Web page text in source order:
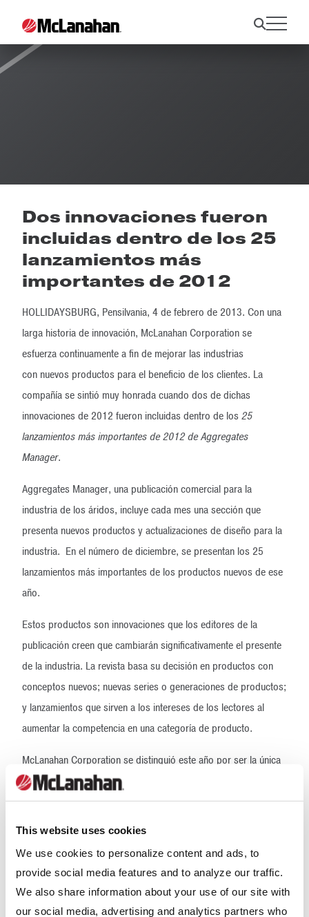
This website uses cookies
We use cookies to personalize content and ads, to
provide social media features and to analyze our traffic.
We also share information about your use of our site with
our social media, advertising and analytics partners who
Noticias
Dos innovaciones fueron
incluidas dentro de los 25
lanzamientos más
importantes de 2012
HOLLIDAYSBURG, Pensilvania, 4 de febrero de 2013. Con una
larga historia de innovación, McLanahan Corporation se
esfuerza continuamente a fin de mejorar las industrias
con nuevos productos para el beneficio de los clientes. La
compañía se sintió muy honrada cuando dos de dichas
innovaciones de 2012 fueron incluidas dentro de los25
lanzamientos más importantes de 2012 de Aggregates
Manager.
Aggregates Manager, una publicación comercial para la
industria de los áridos, incluye cada mes una sección que
presenta nuevos productos y actualizaciones de diseño para la
industria. En el número de diciembre, se presentan los 25
lanzamientos más importantes de los productos nuevos de ese
año.
Estos productos son innovaciones que los editores de la
publicación creen que cambiarán significativamente el presente
de la industria. La revista basa su decisión en productos con
conceptos nuevos; nuevas series o generaciones de productos;
y lanzamientos que sirven a los intereses de los lectores al
aumentar la competencia en una categoría de producto.
McLanahan Corporation se distinguió este año por ser la única
empresa en recibir este premio por dos productos. Se premió
en 2012 a la planta portátil de arena de fractura, que se fabrica
continúa verificando la excelencia e innovación de McLanahan, y
se consolida su posición como empresa líder de la industria,
con empleados de primer nivel.